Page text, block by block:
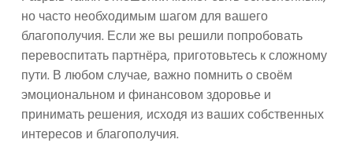
но часто необходимым шагом для вашего
благополучия. Если же вы решили попробовать
перевоспитать партнёра, приготовьтесь к сложному
пути. В любом случае, важно помнить о своём
эмоциональном и финансовом здоровье и
принимать решения, исходя из ваших собственных
интересов и благополучия.